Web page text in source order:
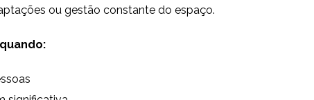
ou gestão constante do espaço.